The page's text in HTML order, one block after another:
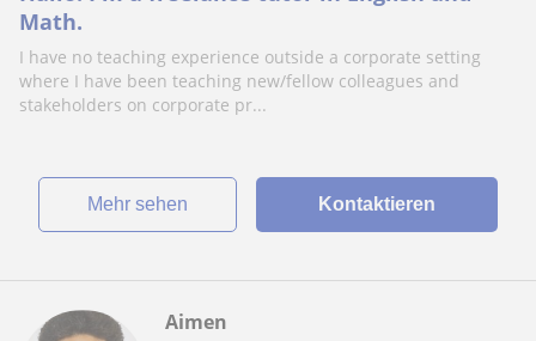
Math.
I have no teaching experience outside a corporate setting
where I have been teaching new/fellow colleagues and
stakeholders on corporate pr...
Mehr sehen Kontaktieren
Aimen